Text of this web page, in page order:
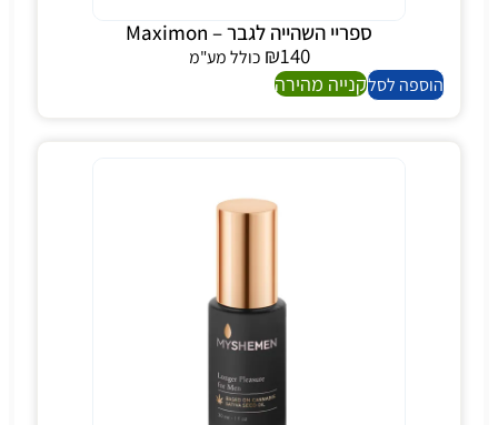
ספריי השהייה לגבר – Maximon
₪140
כולל מע"מ
הוספה לסלקנייה מהירה